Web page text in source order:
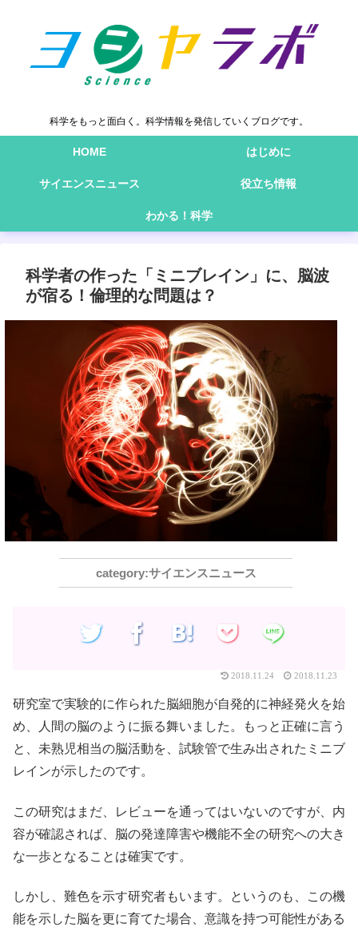
科学をもっと面白く。科学情報を発信していくブログです。
HOME はじめに
サイエンスニュース 役立ち情報
わかる！科学
科学者の作った「ミニブレイン」に、脳波
が宿る！倫理的な問題は？
サイエンスニュース
2018.11.24 2018.11.23
研究室で実験的に作られた脳細胞が自発的に神経発火を始
め、人間の脳のように振る舞いました。もっと正確に言う
と、未熟児相当の脳活動を、試験管で生み出されたミニブ
レインが示したのです。
この研究はまだ、レビューを通ってはいないのですが、内
容が確認されば、脳の発達障害や機能不全の研究への大き
な一歩となることは確実です。
しかし、難色を示す研究者もいます。というのも、この機
能を示した脳を更に育てた場合、意識を持つ可能性がある